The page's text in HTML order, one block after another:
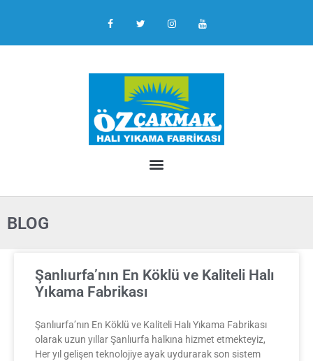
BLOG
Şanlıurfa’nın En Köklü ve Kaliteli Halı
Yıkama Fabrikası
Şanlıurfa’nın En Köklü ve Kaliteli Halı Yıkama Fabrikası
olarak uzun yıllar Şanlıurfa halkına hizmet etmekteyiz,
Her yıl gelişen teknolojiye ayak uydurarak son sistem